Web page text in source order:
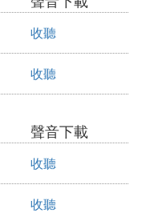
收聽
收聽
聲音下載
收聽
收聽